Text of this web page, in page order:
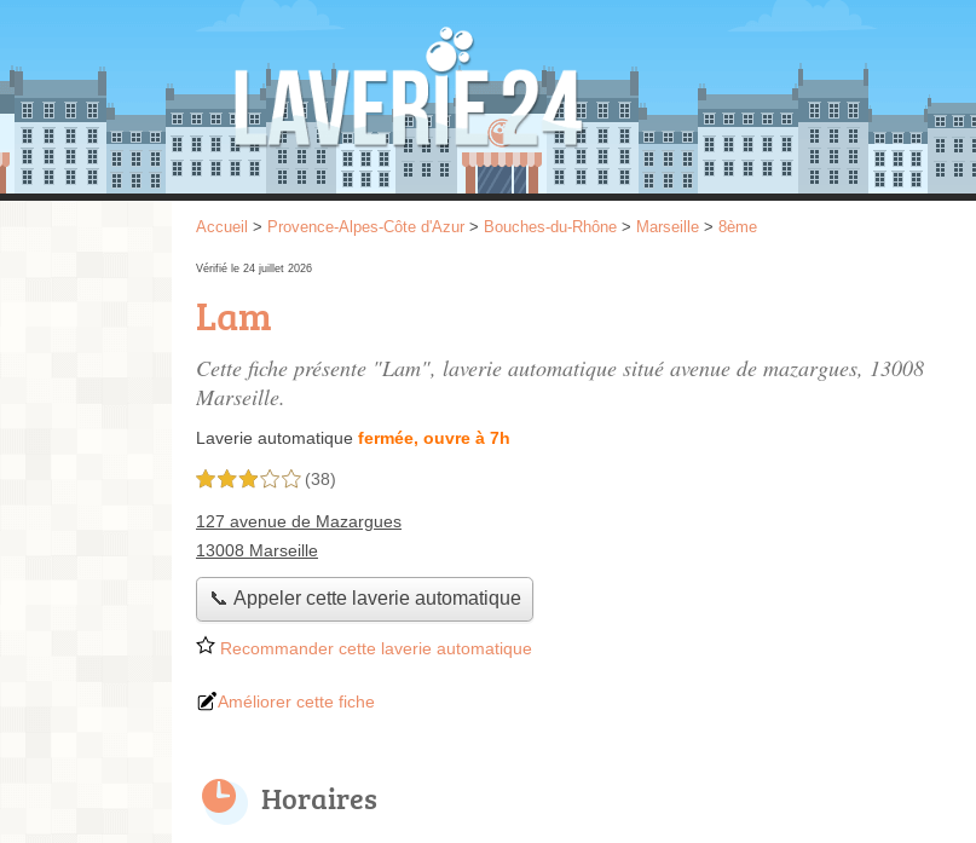
Accueil > Provence-Alpes-Côte d'Azur > Bouches-du-Rhône > Marseille > 8ème
Vérifié le 24 juillet 2026
Lam
Cette fiche présente "Lam", laverie automatique situé avenue de mazargues, 13008
Marseille.
Laverie automatique fermée, ouvre à 7h
3,0 étoiles sur 5 (38)
127 avenue de Mazargues
13008 Marseille
📞 Appeler cette laverie automatique
Recommander cette laverie automatique
Améliorer cette fiche
Horaires